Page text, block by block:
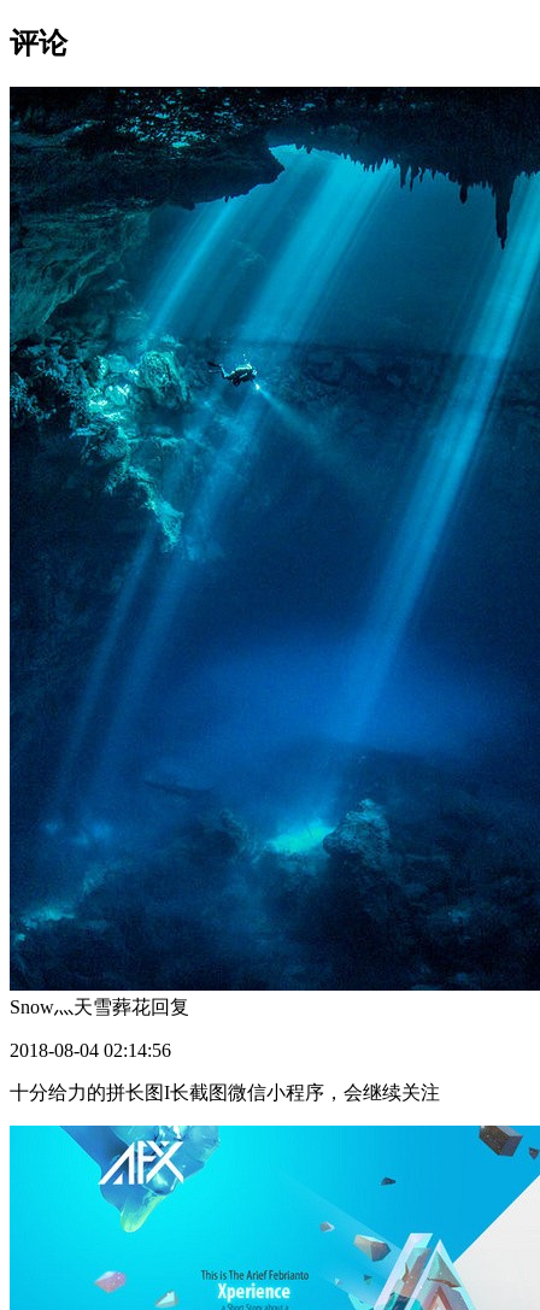
评论
Snow灬天雪葬花回复
2018-08-04 02:14:56
十分给力的拼长图I长截图微信小程序，会继续关注